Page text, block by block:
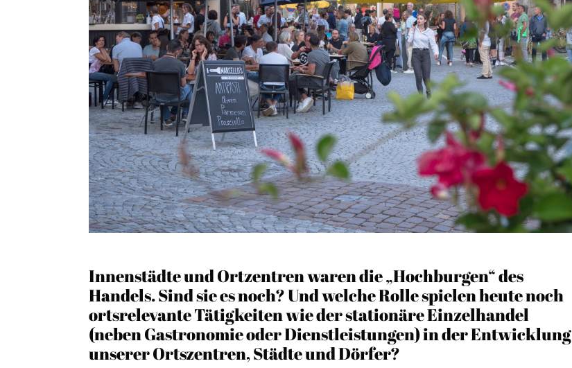
Kooperationen
Innenstädte und Ortzentren waren die „Hochburgen“ des
Handels. Sind sie es noch? Und welche Rolle spielen heute noch
ortsrelevante Tätigkeiten wie der stationäre Einzelhandel
(neben Gastronomie oder Dienstleistungen) in der Entwicklung
unserer Ortszentren, Städte und Dörfer?